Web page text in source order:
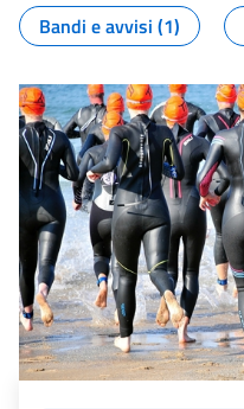
Bandi e avvisi (1)